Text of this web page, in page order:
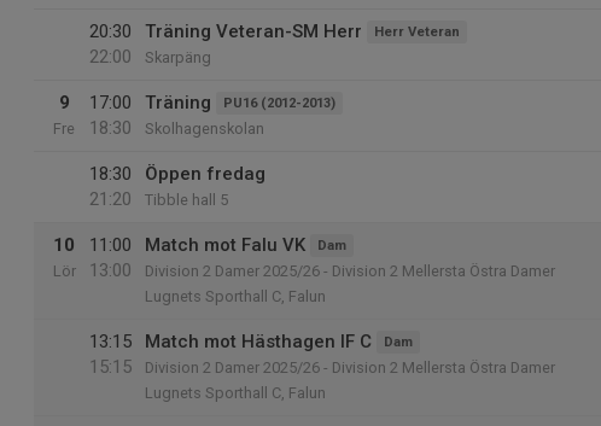
20:30
22:00
Träning Veteran-SM Herr Herr Veteran
Skarpäng
9
Fre
17:00
18:30
Träning PU16 (2012-2013)
Skolhagenskolan
18:30
21:20
Öppen fredag
Tibble hall 5
10
Lör
11:00
13:00
Match mot Falu VK Dam
Division 2 Damer 2025/26 - Division 2 Mellersta Östra Damer
Lugnets Sporthall C, Falun
13:15
15:15
Match mot Hästhagen IF C Dam
Division 2 Damer 2025/26 - Division 2 Mellersta Östra Damer
Lugnets Sporthall C, Falun